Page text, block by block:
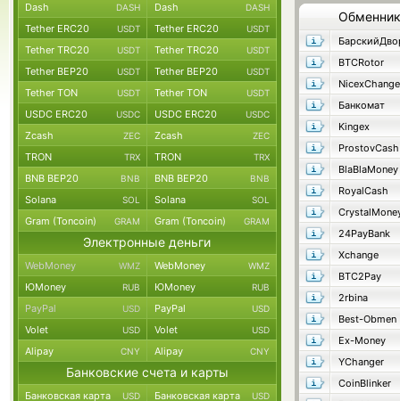
Обменник
BTCRotor
Банкомат
Kingex
ProstovCash
BlaBlaMoney
RoyalCash
24PayBank
Xchange
BTC2Pay
2rbina
Best-Obmen
Ex-Money
YChanger
CoinBlinker
Dash DASH Dash DASH
Tether ERC20 USDT Tether ERC20 USDT
Tether TRC20 USDT Tether TRC20 USDT
Tether BEP20 USDT Tether BEP20 USDT
Tether TON USDT Tether TON USDT
USDC ERC20 USDC USDC ERC20 USDC
Zcash ZEC Zcash ZEC
TRON TRX TRON TRX
BNB BEP20 BNB BNB BEP20 BNB
Solana SOL Solana SOL
Gram (Toncoin) GRAM Gram (Toncoin) GRAM
Электронные деньги
WebMoney WMZ WebMoney WMZ
ЮMoney RUB ЮMoney RUB
PayPal USD PayPal USD
Volet USD Volet USD
Alipay CNY Alipay CNY
Банковские счета и карты
Банковская карта USD Банковская карта USD